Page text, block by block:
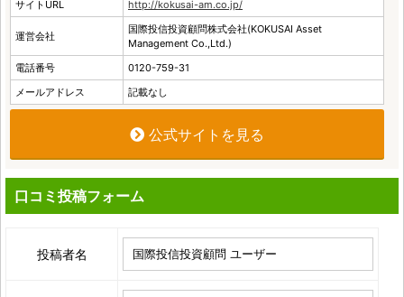
サイトURL
http://kokusai-am.co.jp/
運営会社
国際投信投資顧問株式会社(KOKUSAI Asset
Management Co.,Ltd.)
電話番号
0120-759-31
メールアドレス
記載なし
公式サイトを見る
口コミ投稿フォーム
投稿者名